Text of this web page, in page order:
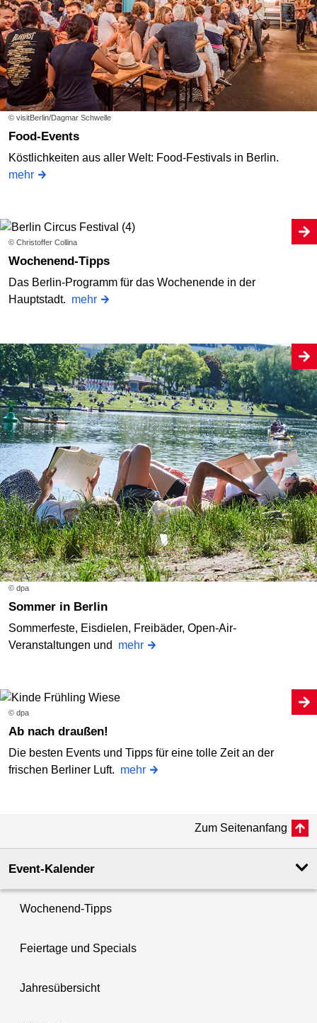
© visitBerlin/Dagmar Schwelle
Food-Events
Köstlichkeiten aus aller Welt: Food-Festivals in Berlin.
mehr
© Christoffer Collina
Wochenend-Tipps
Das Berlin-Programm für das Wochenende in der
Hauptstadt. mehr
© dpa
Sommer in Berlin
Sommerfeste, Eisdielen, Freibäder, Open-Air-
Veranstaltungen und mehr
© dpa
Ab nach draußen!
Die besten Events und Tipps für eine tolle Zeit an der
frischen Berliner Luft. mehr
Zum Seitenanfang
Event-Kalender
Wochenend-Tipps
Feiertage und Specials
Jahresübersicht